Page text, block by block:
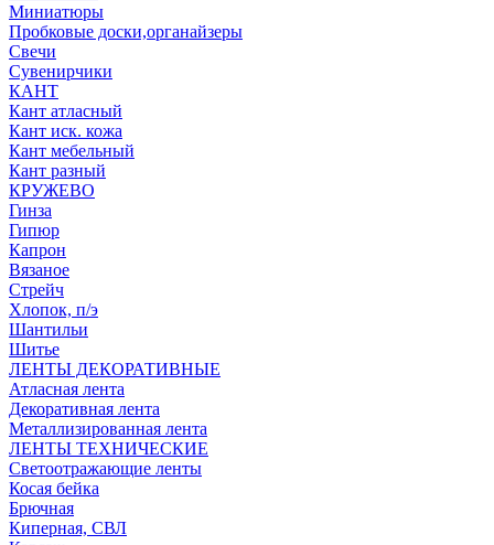
Миниатюры
Пробковые доски,органайзеры
Свечи
Сувенирчики
КАНТ
Кант атласный
Кант иск. кожа
Кант мебельный
Кант разный
КРУЖЕВО
Гинза
Гипюр
Капрон
Вязаное
Стрейч
Хлопок, п/э
Шантильи
Шитье
ЛЕНТЫ ДЕКОРАТИВНЫЕ
Атласная лента
Декоративная лента
Металлизированная лента
ЛЕНТЫ ТЕХНИЧЕСКИЕ
Светоотражающие ленты
Косая бейка
Брючная
Киперная, СВЛ